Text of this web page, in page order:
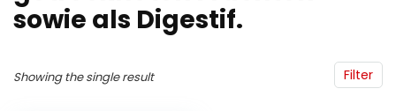
sowie als Digestif.
Filter
Showing the single result